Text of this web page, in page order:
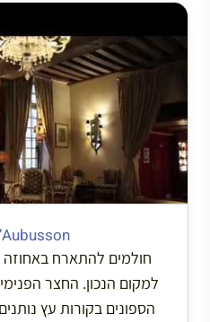
למקום הנכון. החצר
הספונים בקורות עץ